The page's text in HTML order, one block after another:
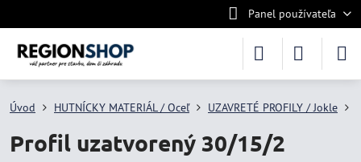
Panel používateľa
Úvod HUTNÍCKY MATERIÁL / Oceľ UZAVRETÉ PROFILY / Jokle
Profil uzatvorený 30/15/2